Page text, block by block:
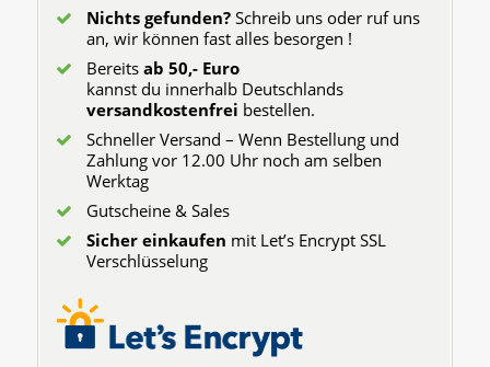
Nichts gefunden?Schreib uns oder ruf uns
an, wir können fast alles besorgen !
Bereits ab 50,- Euro
kannst du innerhalb Deutschlands
versandkostenfrei bestellen.
Schneller Versand – Wenn Bestellung und
Zahlung vor 12.00 Uhr noch am selben
Werktag
Gutscheine & Sales
Sicher einkaufen mit Let’s Encrypt SSL
Verschlüsselung